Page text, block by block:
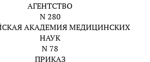
АГЕНТСТВО
N 280
АКАДЕМИЯ МЕДИЦИНСКИХ
НАУК
N 78
ПРИКАЗ